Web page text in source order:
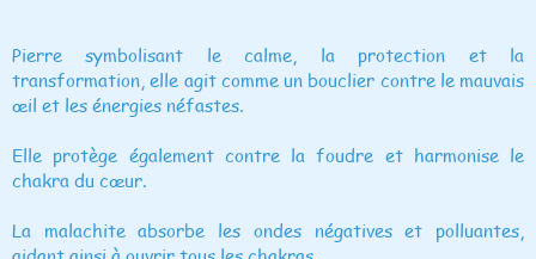
Pierre symbolisant le calme, la protection et la
transformation, elle agit comme un bouclier contre le mauvais
œil et les énergies néfastes.
Elle protège également contre la foudre et harmonise le
chakra du cœur.
La malachite absorbe les ondes négatives et polluantes,